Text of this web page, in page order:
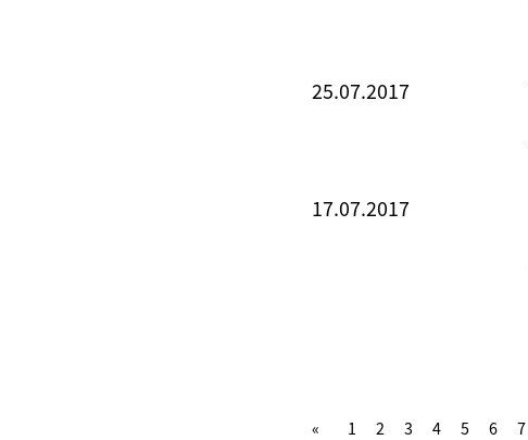
25.07.2017
17.07.2017
1 2 3 4 5 6 7